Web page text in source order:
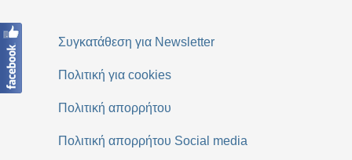
Συγκατάθεση για Newsletter
Πολιτική για cookies
Πολιτική απορρήτου
Πολιτική απορρήτου Social media